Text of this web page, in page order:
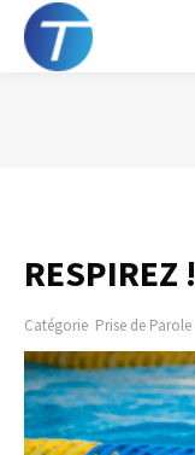
RESPIREZ !
Catégorie Prise de Parole